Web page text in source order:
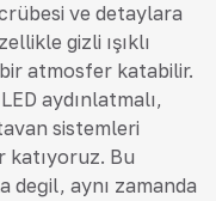
ve detaylara
gizli ışıklı
atmosfer katabilir.
aydınlatmalı,
sistemleri
katıyoruz. Bu
değil, aynı zamanda